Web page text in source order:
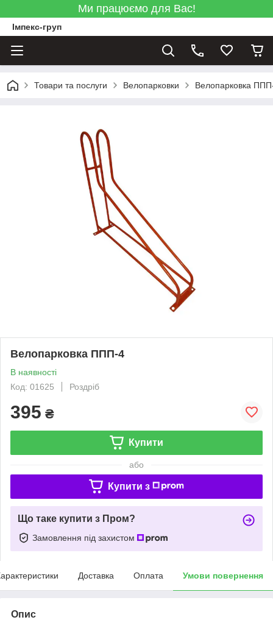
Ми працюємо для Вас!
Імпекс-груп
Товари та послуги Велопарковки Велопарковка
Велопарковка ППП-4
В наявності
Код: 01625
Роздріб
395 ₴
Купити
або
Купити з
Що таке купити з Пром?
Замовлення під захистом
Доставка Оплата Умови повернення
Опис